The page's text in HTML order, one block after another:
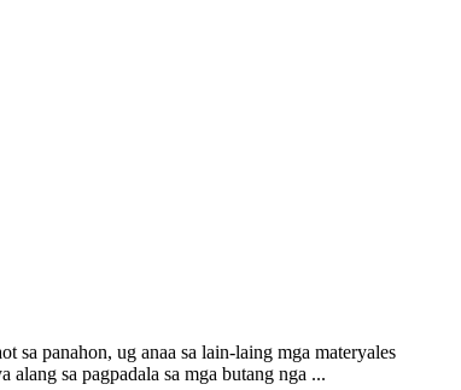
sa panahon, ug anaa sa lain-laing mga materyales
sa pagpadala sa mga butang nga ...